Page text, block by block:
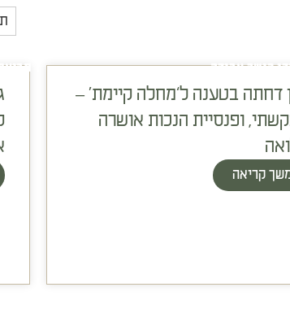
כושר עבודה
דחתה בטענה ל‘מחלה קיימת’ –
ופנסיית הנכות אושרה
קריאה